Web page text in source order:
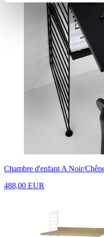
Chambre d'enfant A Noir/
488,00 EUR